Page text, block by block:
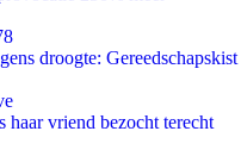
droogte: Gereedschapskist
haar vriend bezocht terecht